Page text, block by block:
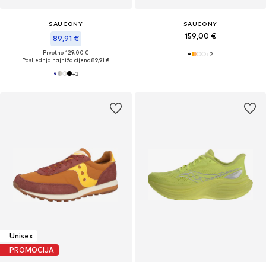
SAUCONY
89,91 €
Prvotno: 129,00 €
Posljednja najniža cijena:89,91 €
+3
SAUCONY
159,00 €
+2
Unisex
PROMOCIJA